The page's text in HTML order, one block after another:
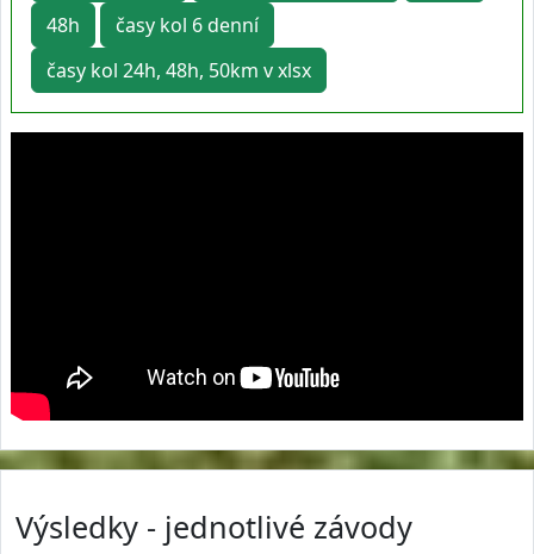
48h
časy kol 6 denní
časy kol 24h, 48h, 50km v xlsx
Výsledky - jednotlivé závody